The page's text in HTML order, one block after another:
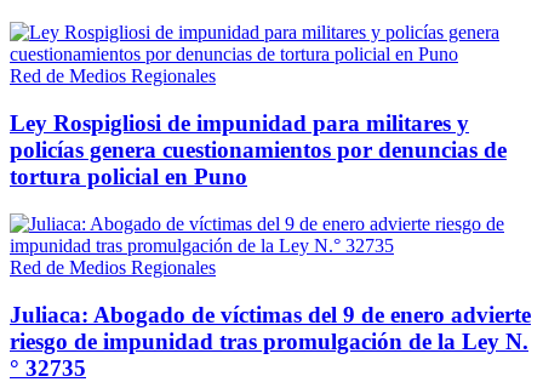
Red de Medios Regionales
Ley Rospigliosi de impunidad para militares y
policías genera cuestionamientos por denuncias de
tortura policial en Puno
Red de Medios Regionales
Juliaca: Abogado de víctimas del 9 de enero advierte
riesgo de impunidad tras promulgación de la Ley N.
° 32735